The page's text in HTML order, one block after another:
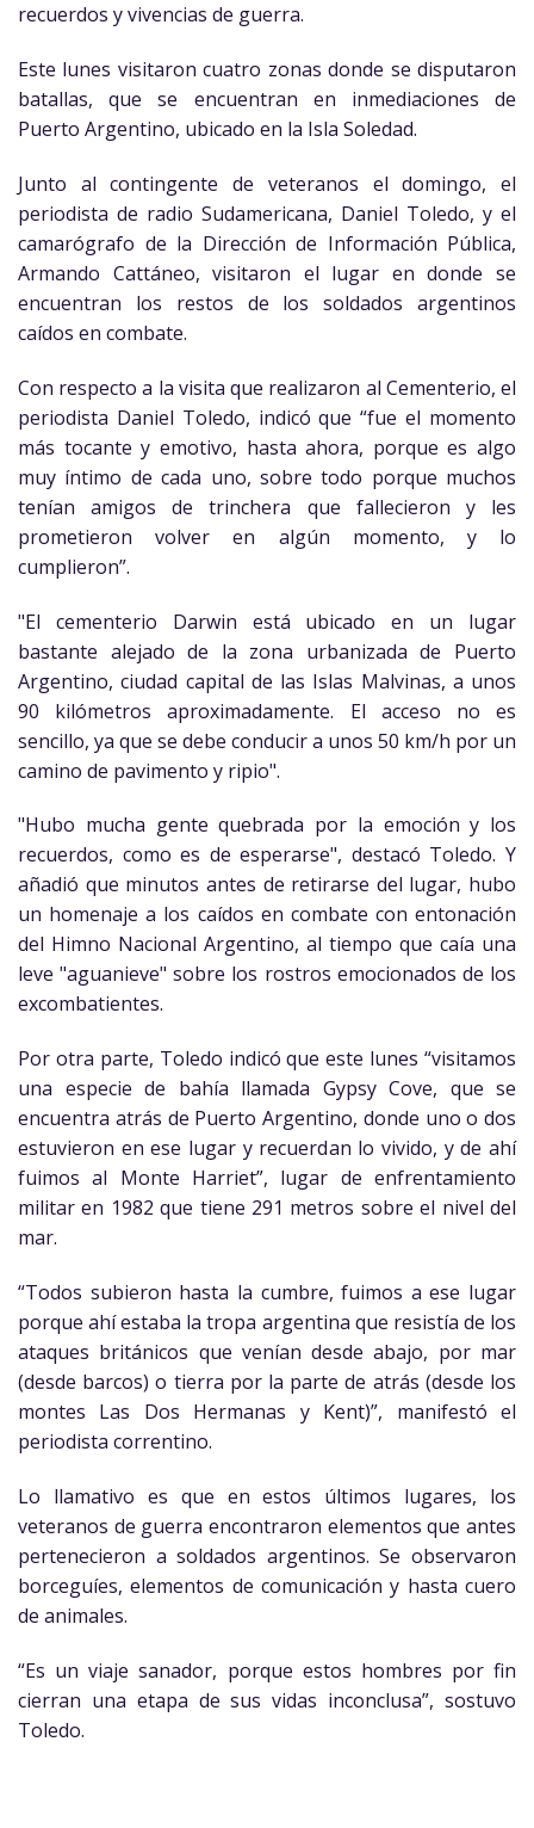
recuerdos y vivencias de guerra.
Este lunes visitaron cuatro zonas donde se disputaron
batallas, que se encuentran en inmediaciones de
Puerto Argentino, ubicado en la Isla Soledad.
Junto al contingente de veteranos el domingo, el
periodista de radio Sudamericana, Daniel Toledo, y el
camarógrafo de la Dirección de Información Pública,
Armando Cattáneo, visitaron el lugar en donde se
encuentran los restos de los soldados argentinos
caídos en combate.
Con respecto a la visita que realizaron al Cementerio, el
periodista Daniel Toledo, indicó que “fue el momento
más tocante y emotivo, hasta ahora, porque es algo
muy íntimo de cada uno, sobre todo porque muchos
tenían amigos de trinchera que fallecieron y les
prometieron volver en algún momento, y lo
cumplieron”.
"El cementerio Darwin está ubicado en un lugar
bastante alejado de la zona urba­nizada de Puerto
Argentino, ciudad capital de las Islas Malvinas, a unos
90 kilómetros aproximadamente. El acceso no es
sencillo, ya que se debe conducir a unos 50 km/h por un
camino de pavimento y ripio".
"Hubo mucha gente quebrada por la emo­ción y los
recuerdos, como es de esperarse", destacó Toledo. Y
añadió que minutos antes de retirarse del lugar, hubo
un homenaje a los caídos en combate con entonación
del Himno Nacional Argentino, al tiempo que caía una
leve "aguanieve" sobre los rostros emocionados de los
excombatientes.
Por otra parte, Toledo indicó que este lunes “visitamos
una especie de bahía llamada Gypsy Cove, que se
encuentra atrás de Puerto Argentino, donde uno o dos
estuvieron en ese lugar y recuerdan lo vivido, y de ahí
fuimos al Monte Harriet”, lugar de enfrentamiento
militar en 1982 que tiene 291 metros sobre el nivel del
mar.
“Todos subieron hasta la cumbre, fuimos a ese lugar
porque ahí estaba la tropa argentina que resistía de los
ataques británicos que venían desde abajo, por mar
(desde barcos) o tierra por la parte de atrás (desde los
montes Las Dos Hermanas y Kent)”, manifestó el
periodista correntino.
Lo llamativo es que en estos últimos lugares, los
veteranos de guerra encontraron elementos que antes
pertenecieron a soldados argentinos. Se observaron
borceguíes, elementos de comunicación y hasta cuero
de animales.
“Es un viaje sanador, porque estos hombres por fin
cierran una etapa de sus vidas inconclusa”, sostuvo
Toledo.